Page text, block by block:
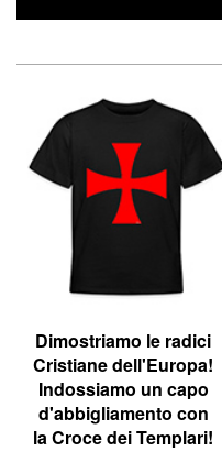
Dimostriamo le radici
Cristiane dell'Europa!
Indossiamo un capo
d'abbigliamento con
la Croce dei Templari!